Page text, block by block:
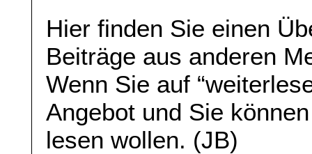
Hier finden Sie einen
Beiträge aus anderen
Wenn Sie auf
Angebot und Sie
lesen wollen. (JB)